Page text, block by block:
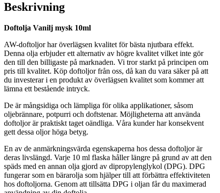
Beskrivning
Doftolja Vanilj mysk 10ml
AW-doftoljor har överlägsen kvalitet för bästa njutbara effekt.
Denna olja erbjuder ett alternativ av högre kvalitet vilket inte gör
den till den billigaste på marknaden. Vi tror starkt på principen om
pris till kvalitet. Köp doftoljor från oss, då kan du vara säker på att
du investerar i en produkt av överlägsen kvalitet som kommer att
lämna ett bestående intryck.
De är mångsidiga och lämpliga för olika applikationer, såsom
oljebrännare, potpurri och doftstenar. Möjligheterna att använda
doftoljor är praktiskt taget oändliga. Våra kunder har konsekvent
gett dessa oljor höga betyg.
En av de anmärkningsvärda egenskaperna hos dessa doftoljor är
deras livslängd. Varje 10 ml flaska håller längre på grund av att den
späds med en annan olja gjord av dipropylenglykol (DPG). DPG
fungerar som en bärarolja som hjälper till att förbättra effektiviteten
hos doftoljorna. Genom att tillsätta DPG i oljan får du maximerad